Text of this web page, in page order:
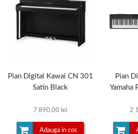
Pian Digital Kawai CN 301
Satin Black
7 890,00 lei
Adauga in cos
Pian
Yamaha
2